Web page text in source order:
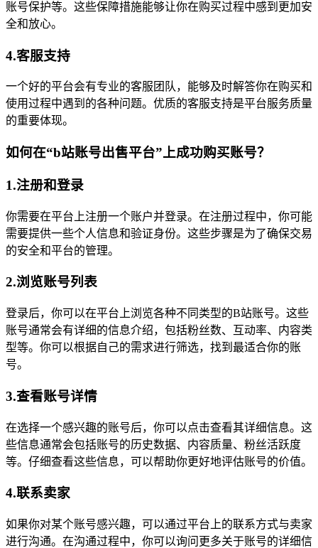
账号保护等。这些保障措施能够让你在购买过程中感到更加安
全和放心。
4.客服支持
一个好的平台会有专业的客服团队，能够及时解答你在购买和
使用过程中遇到的各种问题。优质的客服支持是平台服务质量
的重要体现。
如何在“b站账号出售平台”上成功购买账号？
1.注册和登录
你需要在平台上注册一个账户并登录。在注册过程中，你可能
需要提供一些个人信息和验证身份。这些步骤是为了确保交易
的安全和平台的管理。
2.浏览账号列表
登录后，你可以在平台上浏览各种不同类型的B站账号。这些
账号通常会有详细的信息介绍，包括粉丝数、互动率、内容类
型等。你可以根据自己的需求进行筛选，找到最适合你的账
号。
3.查看账号详情
在选择一个感兴趣的账号后，你可以点击查看其详细信息。这
些信息通常会包括账号的历史数据、内容质量、粉丝活跃度
等。仔细查看这些信息，可以帮助你更好地评估账号的价值。
4.联系卖家
如果你对某个账号感兴趣，可以通过平台上的联系方式与卖家
进行沟通。在沟通过程中，你可以询问更多关于账号的详细信